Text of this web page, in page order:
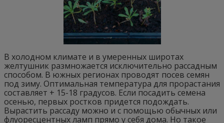
В холодном климате и в умеренных широтах
желтушник размножается исключительно рассадным
способом. В южных регионах проводят посев семян
под зиму. Оптимальная температура для прорастания
составляет + 15-18 градусов. Если посадить семена
осенью, первых ростков придется подождать.
Вырастить рассаду можно и с помощью обычных или
флуоресцентных ламп прямо у себя дома. Но такое